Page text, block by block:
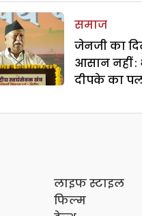
समाज
जेनजी का
आसान नहीं :
दीपके का
लाइफ स्टाइल
फिल्म